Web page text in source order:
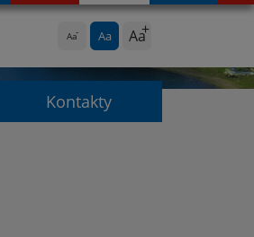
Aa Aa Aa
Kontakty